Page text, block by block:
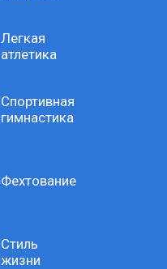
Легкая
атлетика
Спортивная
гимнастика
Фехтование
Стиль
жизни